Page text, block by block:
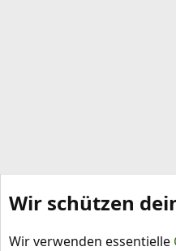
Wir schützen
Wir verwenden essentielle